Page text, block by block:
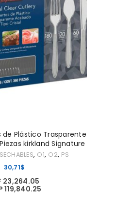
a tu dirección de correo
contraseña.
se utilizarán para procesar tu
en esta web, gestionar el
descritos en nuestra
, O1, O2, PS
Plástico Trasparente
kirkland Signature
30,71$
23,264.05
119,840.25